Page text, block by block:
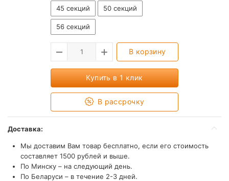
45 секций 50 секций
56 секций
В корзину
Купить в 1 клик
В рассрочку
Доставка:
Мы доставим Вам товар бесплатно, если его стоимость
составляет 1500 рублей и выше.
По Минску – на следующий день.
По Беларуси – в течение 2-3 дней.